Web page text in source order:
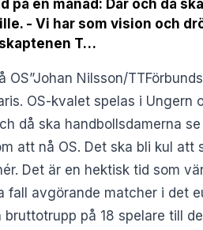
på en månad: Där och då
- Vi har som vision och
T…
OS”Johan Nilsson/
OS-kvalet spelas i Ungern
då ska handbollsdamerna
att nå OS. Det ska bli kul
Det är en hektisk tid som
fall avgörande matcher i det
på 18 spelare till